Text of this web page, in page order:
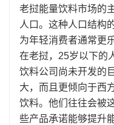
老挝能量饮料市场的
人口。这种人口结构
为年轻消费者通常更
在老挝，25岁以下的
饮料公司尚未开发的
大，而且更倾向于西
饮料。他们往往会被
些产品承诺能够提升